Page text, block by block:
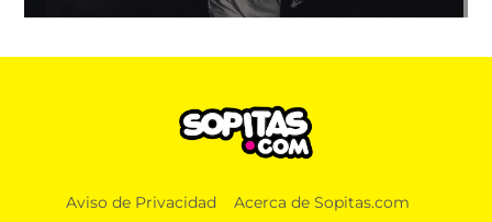
Aviso de Privacidad Acerca de Sopitas.com